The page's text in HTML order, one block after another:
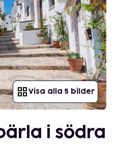
Visa alla 5 bilder
i södra